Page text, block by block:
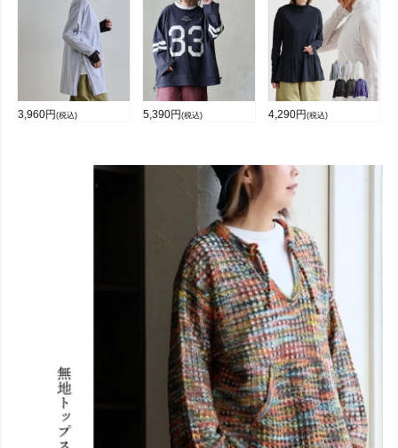
3,960円 (税込) 5,390円 (税込) 4,290円 (税込)